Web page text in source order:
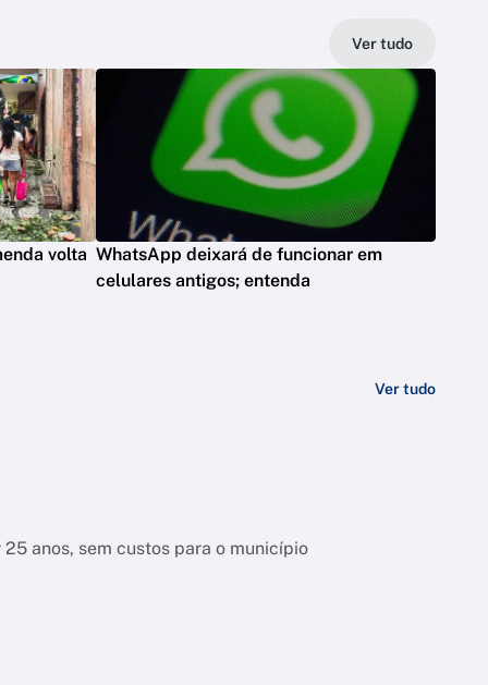
Ver tudo
volta WhatsApp deixará de funcionar em
celulares antigos; entenda
Ver tudo
anos, sem custos para o município